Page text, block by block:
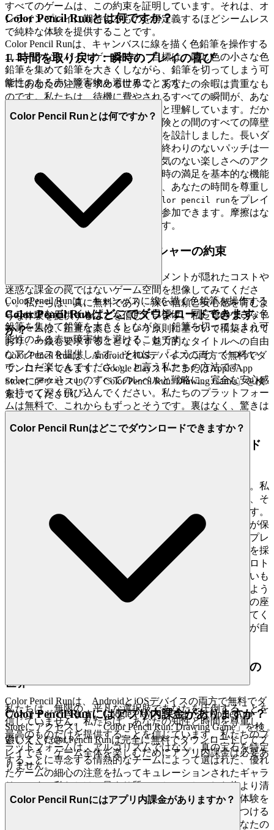
すべてのゲームは、この約束を証明しています。それは、オ
ンラインプレイに期待するものを再定義するほどシームレス
で純粋な体験を提供することです。
1. 時間を取り戻す：瞬時のプレイの喜び
常にあなたの注意を求める世界で、あなたの余暇は貴重なも
のです。私たちは、待機に費やされるすべての瞬間が、あな
たの楽しみから奪われる瞬間であると理解しています。だか
らこそ、私たちは、あなたと次の冒険との間のすべての障壁
を取り除くようにプラットフォームを設計しました。長いダ
ウンロード、複雑なインストール、終わりのないパッチは一
切ありません。ただ、純粋で、飾り気のない楽しさへのアク
セスがあるだけです。私たちは、瞬時の満足を基本的な機能
にし、単なる夢物語にしないことで、あなたの時間を尊重し
ます。これは私たちの約束です。
color pencil run をプレイ
したいと思ったら、すぐにゲームに参加できます。摩擦はな
く、純粋で、即座に楽しめるだけです。
2. 正直な楽しさ：ゼロプレッシャーの約束
真の寛容さが支配し、エンターテイメントが隠れたコストや
迷惑な課金の罠ではないゲーム空間を想像してみてくださ
い。私たちは、真に無料であり、深い信頼と安心感を育むよ
うな体験を提供することを信じています。私たちのプラット
フォームは、正直な楽しさという原則に基づいて構築されて
おり、一銭も要求することなく、魅力的なタイトルへの自由
なアクセスを提供します。それは、「ようこそ、くつろい
で、ただ楽しんでください」と言う私たちの方法です。
color pencil runのすべてのレベルと戦略に、完全な安心感
を持って深く飛び込んでください。私たちのプラットフォー
ムは無料で、これからもずっとそうです。裏はなく、驚きは
3. 自信を持ってプレイ：公平で安全なフィールド
純粋な楽しさを追求する上で、心の平穏は最も重要です。私
たちは、真に優れたゲーム体験は、信頼、セキュリティ、そ
して公平性の基盤の上に構築されていると理解しています。
あなたは、あなたの成果が本物であり、あなたのデータが保
護され、すべてのプレイヤーが同じルールに従う環境でプレ
イするに値します。私たちは、堅牢なセキュリティ対策を採
用し、あなたのプレイの完全性を損なうものに対してゼロト
レランスポリシーを維持しています。私たちは、見えないも
のにこだわり、あなたが忘れられないものに集中できるよう
color pencil runのリーダーボードでトップの座
を目指し、それが真のスキルのテストであることを知ってく
ださい。私たちは安全で公平な遊び場を構築し、あなたが自
4. プレイヤーへの敬意：厳選された、品質第一の
世界
私たちは、無限の、平凡な選択肢であなたを圧倒することを
信じていません。私たちは、あなたの知性と時間を尊重し、
最高のものだけを提供することを信じています。私たちのプ
ラットフォームは、アルゴリズムではなく、真の宝石を特定
することに専念する情熱的なチームによって選ばれた、優れ
たゲームの細心の注意を払ってキュレーションされたギャラ
リーです。私たちは、量より質、ごちゃごちゃした物より清
潔さ、そして一時的なトレンドよりも本当に魅力的な体験を
重視します。ここでは、何千ものクローンゲームを見つける
があなたの
Color Pencil Runとは何ですか？
Color Pencil Runは、キャンバスに線を描く色鉛筆を操作する
ユニークなモバイルゲームです。目標は、同じ色の小さな色
鉛筆を集めて鉛筆を大きくしながら、鉛筆を切ってしまう可
能性のある赤い障害物を避けることです。
Color Pencil Runとは何ですか？
Color Pencil Runは、キャンバスに線を描く色鉛筆を操作する
ユニークなモバイルゲームです。目標は、同じ色の小さな色
鉛筆を集めて鉛筆を大きくしながら、鉛筆を切ってしまう可
能性のある赤い障害物を避けることです。
Color Pencil Runはどこでダウンロードできます
か？
Color Pencil Runは、AndroidとiOSデバイスの両方で無料でダ
ウンロードできます。Google PlayストアまたはApple App
Storeにアクセスし、「Color Pencil Run: Drawing Game」を検
索してください。
Color Pencil Runはどこでダウンロードできますか？
Color Pencil Runは、AndroidとiOSデバイスの両方で無料でダ
ウンロードできます。Google PlayストアまたはApple App
Storeにアクセスし、「Color Pencil Run: Drawing Game」を検
索してください。
Color Pencil Runにはアプリ内課金がありますか？
いいえ、Color Pencil Runは完全に無料でダウンロードしてプ
レイでき、ゲーム全体を楽しむためにアプリ内課金は必要あ
りません。
Color Pencil Runにはアプリ内課金がありますか？